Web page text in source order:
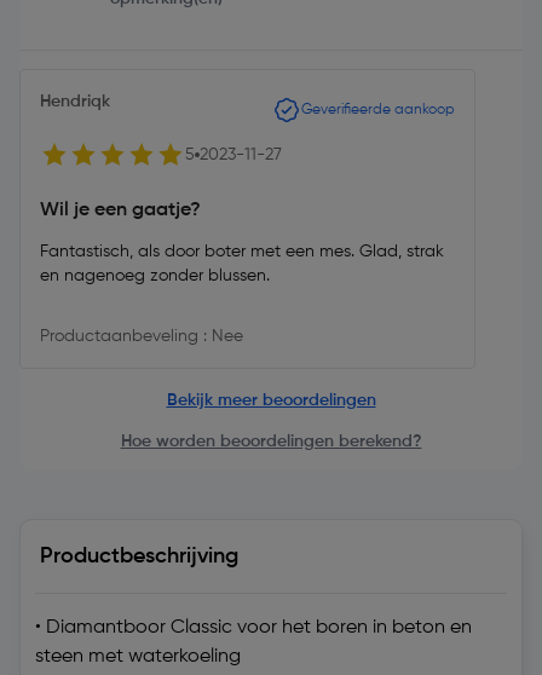
Hendriqk Geverifieerde aankoop
5 2023-11-27
Wil je een gaatje?
Fantastisch, als door boter met een mes. Glad, strak
en nagenoeg zonder blussen.
Productaanbeveling : Nee
Bekijk meer beoordelingen
Hoe worden beoordelingen berekend?
Productbeschrijving
• Diamantboor Classic voor het boren in beton en
steen met waterkoeling